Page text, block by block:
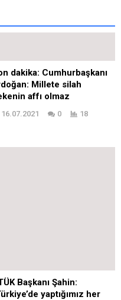
dakika: Cumhurbaşkanı
Millete silah
affı olmaz
16.07.2021 0 18
Başkanı Şahin:
yaptığımız her